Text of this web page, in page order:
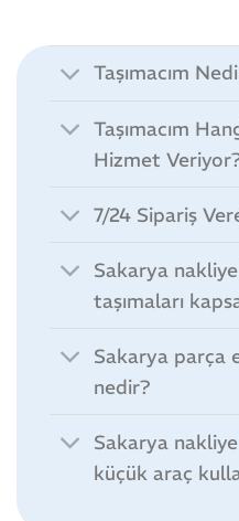
Taşımacım
Taşımacım
Hizmet
7/24 Sipariş
Sakarya
taşımaları
Sakarya parça
nedir?
Sakarya
küçük araç